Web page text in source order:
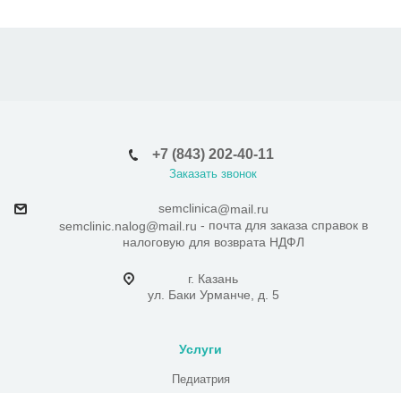
+7 (843) 202-40-11
Заказать звонок
semclinica@mail.ru
semclinic.nalog@mail.ru - почта для заказа справок в
налоговую для возврата НДФЛ
г. Казань
ул. Баки Урманче, д. 5
Услуги
Педиатрия